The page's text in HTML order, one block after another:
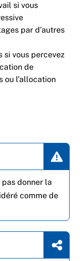
si vous
par d’autres
si vous percevez
de
ou l’allocation
donner la
comme de